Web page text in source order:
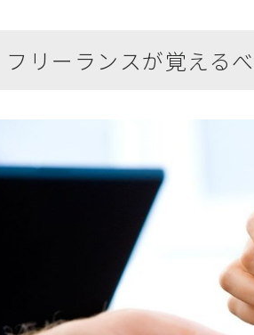
フリーランスが覚える